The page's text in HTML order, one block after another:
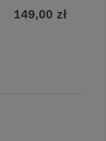
149,00 zł